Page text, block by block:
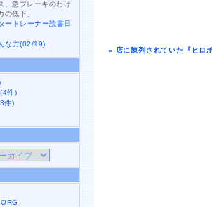
« 店に陳列されていた『ヒロ
、急ブレーキのわけ
の低下」
ートレーナー読書日
な方(02/19)
件)
)